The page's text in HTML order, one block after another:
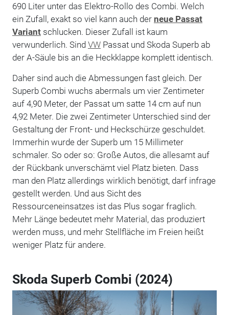
690 Liter unter das Elektro-Rollo des Combi. Welch
ein Zufall, exakt so viel kann auch der neue Passat
Variantschlucken. Dieser Zufall ist kaum
verwunderlich. Sind VWPassat und Skoda Superb ab
der A-Säule bis an die Heckklappe komplett identisch.
Daher sind auch die Abmessungen fast gleich. Der
Superb Combi wuchs abermals um vier Zentimeter
auf 4,90 Meter, der Passat um satte 14 cm auf nun
4,92 Meter. Die zwei Zentimeter Unterschied sind der
Gestaltung der Front- und Heckschürze geschuldet.
Immerhin wurde der Superb um 15 Millimeter
schmaler. So oder so: Große Autos, die allesamt auf
der Rückbank unverschämt viel Platz bieten. Dass
man den Platz allerdings wirklich benötigt, darf infrage
gestellt werden. Und aus Sicht des
Ressourceneinsatzes ist das Plus sogar fraglich.
Mehr Länge bedeutet mehr Material, das produziert
werden muss, und mehr Stellfläche im Freien heißt
weniger Platz für andere.
Skoda Superb Combi (2024)